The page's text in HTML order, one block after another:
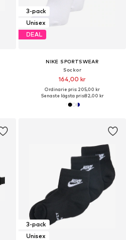
3-pack
Unisex
DEAL
NIKE SPORTSWEAR
Sockor
164,00 kr
Ordinarie pris: 205,00 kr
Senaste lägsta pris:82,00 kr
3-pack
Unisex